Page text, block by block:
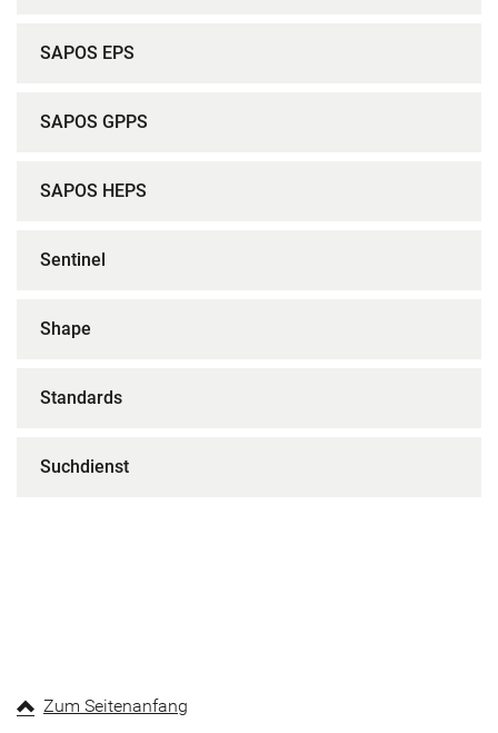
SAPOS EPS
SAPOS GPPS
SAPOS HEPS
Sentinel
Shape
Standards
Suchdienst
Zum Seitenanfang